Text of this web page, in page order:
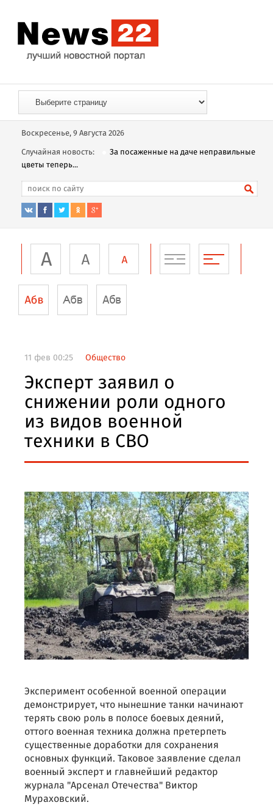
Воскресенье, 9 Августа 2026
Случайная новость:
За посаженные на даче неправильные
цветы теперь...
11 фев 00:25 Общество
Эксперт заявил о
снижении роли одного
из видов военной
техники в СВО
Эксперимент особенной военной операции
демонстрирует, что нынешние танки начинают
терять свою роль в полосе боевых деяний,
оттого военная техника должна претерпеть
существенные доработки для сохранения
основных функций. Таковое заявление сделал
военный эксперт и главнейший редактор
журнала "Арсенал Отечества" Виктор
Мураховский.